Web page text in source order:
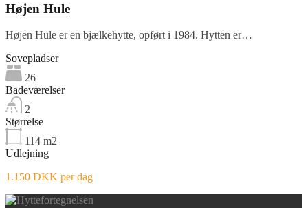
Højen Hule
Højen Hule er en bjælkehytte, opført i 1984. Hytten er…
Sovepladser
26
Badeværelser
2
Størrelse
114 m2
Udlejning
1.150 DKK per dag